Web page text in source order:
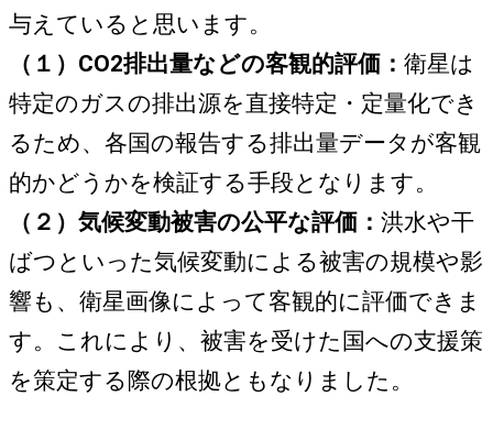
与えていると思います。
（１）CO2排出量などの客観的評価： 衛星は
特定のガスの排出源を直接特定・定量化でき
るため、各国の報告する排出量データが客観
的かどうかを検証する手段となります。
（２）気候変動被害の公平な評価： 洪水や干
ばつといった気候変動による被害の規模や影
響も、衛星画像によって客観的に評価できま
す。これにより、被害を受けた国への支援策
を策定する際の根拠ともなりました。